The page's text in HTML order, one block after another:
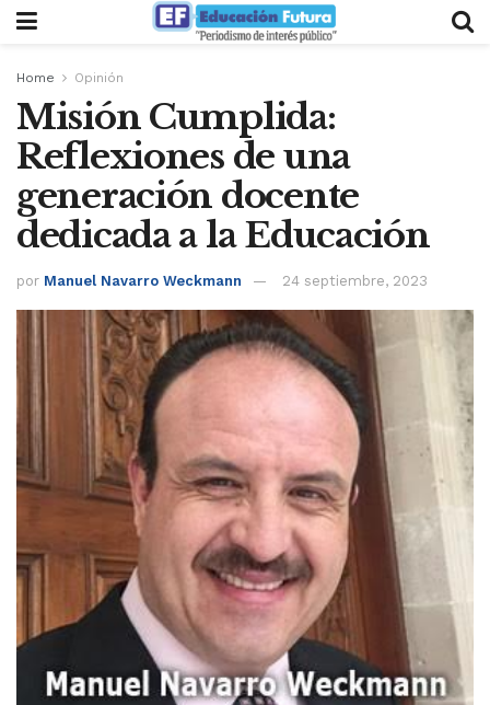
Home Opinión
Misión Cumplida:
Reflexiones de una
generación docente
dedicada a la Educación
por Manuel Navarro Weckmann 24 septiembre, 2023